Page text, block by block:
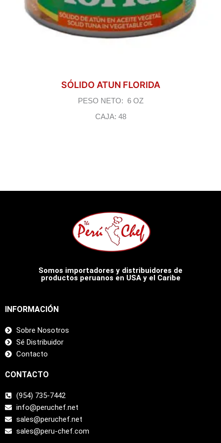
SÓLIDO ATUN FLORIDA
PESO NETO: 6 OZ
CAJA: 48
Somos importadores y distribuidores de
productos peruanos en USA y el Caribe
INFORMACIÓN
Sobre Nosotros
Sé Distribuidor
Contacto
CONTACTO
(954) 735-7442
info@peruchef.net
sales@peruchef.net
sales@peru-chef.com